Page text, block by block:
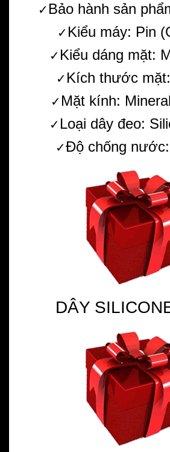
✓ Bảo hành sản
✓ Kiểu máy: Pin
✓ Kiểu dáng mặt:
✓ Kích thước
✓ Mặt kính:
✓ Loại dây đeo:
✓Độ chống nước:
DÂY